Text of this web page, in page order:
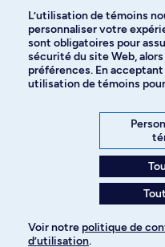
Langues
Facebook
Politique de
L’utilisation de témoins
personnaliser votre
sont obligatoires pour
sécurité du site Web,
préférences. En
utilisation de témoins
Voir notre politique de
d’utilisation.